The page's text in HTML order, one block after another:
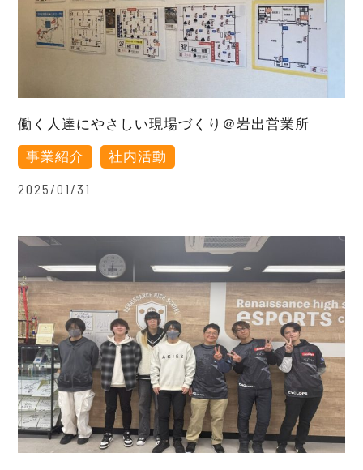
働く人達にやさしい現場づくり＠岩出営業所
事業紹介 社内活動
2025/01/31